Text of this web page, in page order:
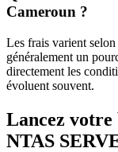
Cameroun ?
Les frais varient
généralement un
directement les
évoluent souvent.
Lancez votre
NTAS